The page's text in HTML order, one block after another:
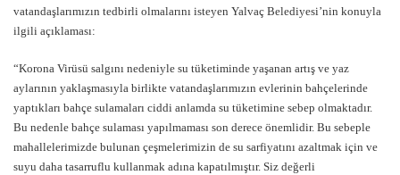
vatandaşlarımızın tedbirli olmalarını isteyen Yalvaç Belediyesi’nin konuyla
ilgili açıklaması:
“Korona Virüsü salgını nedeniyle su tüketiminde yaşanan artış ve yaz
aylarının yaklaşmasıyla birlikte vatandaşlarımızın evlerinin bahçelerinde
yaptıkları bahçe sulamaları ciddi anlamda su tüketimine sebep olmaktadır.
Bu nedenle bahçe sulaması yapılmaması son derece önemlidir. Bu sebeple
mahallelerimizde bulunan çeşmelerimizin de su sarfiyatını azaltmak için ve
suyu daha tasarruflu kullanmak adına kapatılmıştır. Siz değerli